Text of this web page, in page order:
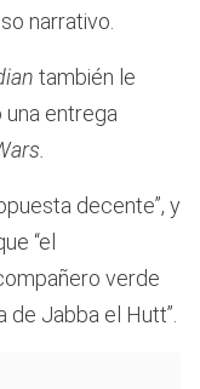
narrativo.
también le
entrega
decente”, y
“el
verde
de Jabba el Hutt”.